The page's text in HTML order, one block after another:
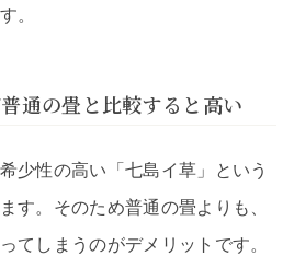
。
通の畳と比較すると高い
少性の高い「七島イ草」という
す。そのため普通の畳よりも、
てしまうのがデメリットです。